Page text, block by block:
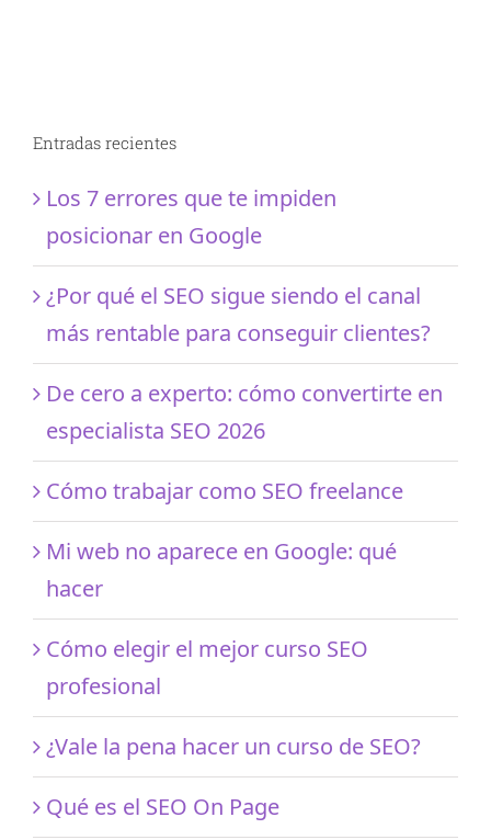
Entradas recientes
Los 7 errores que te impiden
posicionar en Google
¿Por qué el SEO sigue siendo el canal
más rentable para conseguir clientes?
De cero a experto: cómo convertirte en
especialista SEO 2026
Cómo trabajar como SEO freelance
Mi web no aparece en Google: qué
hacer
Cómo elegir el mejor curso SEO
profesional
¿Vale la pena hacer un curso de SEO?
Qué es el SEO On Page